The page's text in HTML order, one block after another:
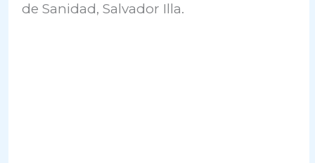
de Sanidad, Salvador Illa.